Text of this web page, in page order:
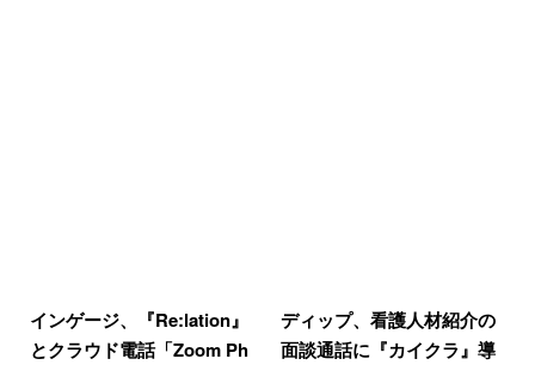
インゲージ、『Re:lation』
とクラウド電話「Zoom Ph
ディップ、看護人材紹介の
面談通話に『カイクラ』導